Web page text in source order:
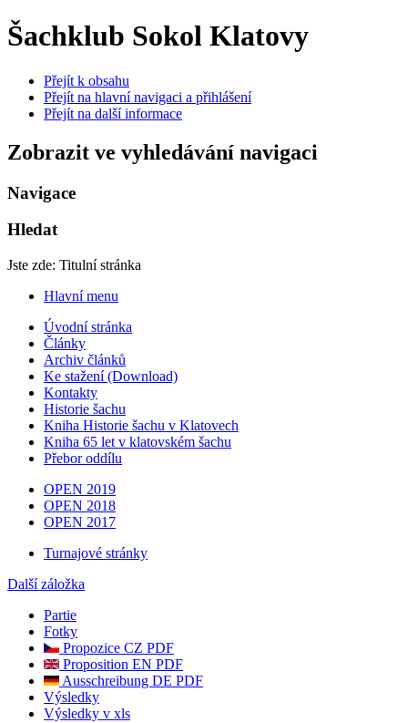
Šachklub Sokol Klatovy
Přejít k obsahu
Přejít na hlavní navigaci a přihlášení
Přejít na další informace
Zobrazit ve vyhledávání navigaci
Navigace
Hledat
Jste zde: Titulní stránka
Hlavní menu
Úvodní stránka
Články
Archiv článků
Ke stažení (Download)
Kontakty
Historie šachu
Kniha Historie šachu v Klatovech
Kniha 65 let v klatovském šachu
Přebor oddílu
OPEN 2019
OPEN 2018
OPEN 2017
Turnajové stránky
Další záložka
Partie
Fotky
Propozice CZ PDF
Proposition EN PDF
Ausschreibung DE PDF
Výsledky
Výsledky v xls